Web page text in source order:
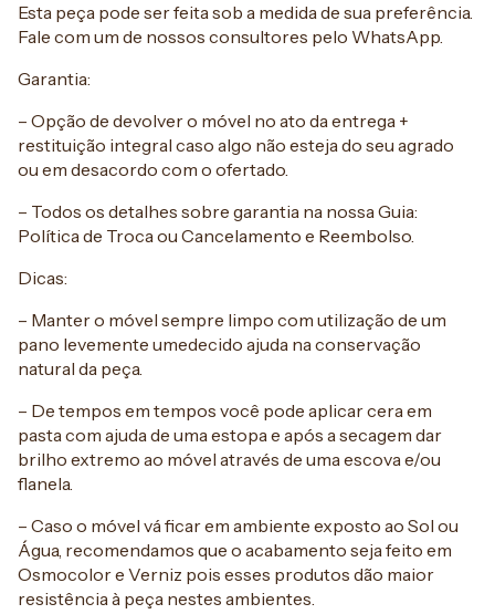
Esta peça pode ser feita sob a medida de sua preferência.
Fale com um de nossos consultores pelo WhatsApp.
Garantia:
– Opção de devolver o móvel no ato da entrega +
restituição integral caso algo não esteja do seu agrado
ou em desacordo com o ofertado.
– Todos os detalhes sobre garantia na nossa Guia:
Política de Troca ou Cancelamento e Reembolso.
Dicas:
– Manter o móvel sempre limpo com utilização de um
pano levemente umedecido ajuda na conservação
natural da peça.
– De tempos em tempos você pode aplicar cera em
pasta com ajuda de uma estopa e após a secagem dar
brilho extremo ao móvel através de uma escova e/ou
flanela.
– Caso o móvel vá ficar em ambiente exposto ao Sol ou
Água, recomendamos que o acabamento seja feito em
Osmocolor e Verniz pois esses produtos dão maior
resistência à peça nestes ambientes.